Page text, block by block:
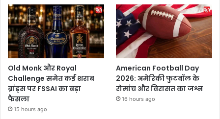
Old Monk और Royal
Challenge समेत कई शराब
ब्रांड्स पर FSSAI का बड़ा
फैसला
15 hours ago
American Football Day
2026: अमेरिकी फुटबॉल के
रोमांच और विरासत का जश्न
16 hours ago